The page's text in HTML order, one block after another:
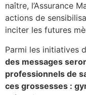
naître, l’Assurance
actions de
inciter les futures
Parmi les initiatives
des messages
professionnels de
ces grossesses :